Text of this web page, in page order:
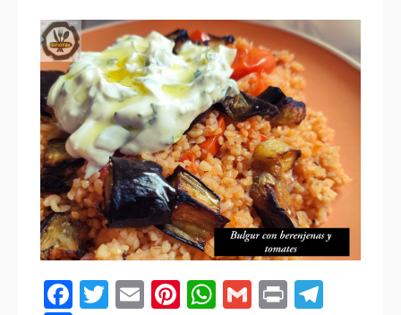
Facebook
Twitter
EmailPinterest
WhatsApp
Gmail
Print